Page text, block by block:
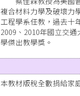
複合材料力學及破壞力
工程學系任教，過去十
2009、2010年國立交
學傑出教學獎。
本教材版稅全數捐給家